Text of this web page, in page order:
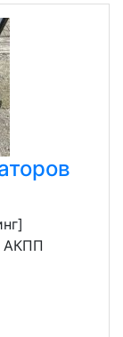
АКПП